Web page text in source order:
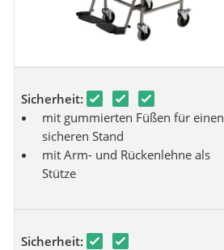
Sicherheit:
mit gummierten Füßen für einen
sicheren Stand
mit Arm- und Rückenlehne als
Stütze
Sicherheit: